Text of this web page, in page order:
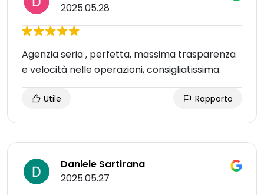
2025.05.28
Agenzia seria , perfetta, massima trasparenza
e velocità nelle operazioni, consigliatissima.
Utile Rapporto
Daniele Sartirana
2025.05.27